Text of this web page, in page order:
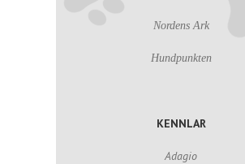
Nordens Ark
Hundpunkten
KENNLAR
Adagio